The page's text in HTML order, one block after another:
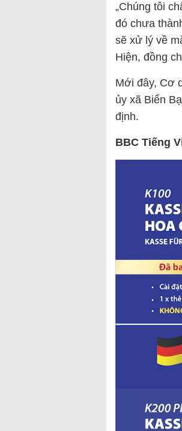
„Chúng tôi
đó chưa
sẽ xử lý về
Hiện, đồng
Mới đây, Cơ
ủy xã Biển
định.
BBC Tiếng